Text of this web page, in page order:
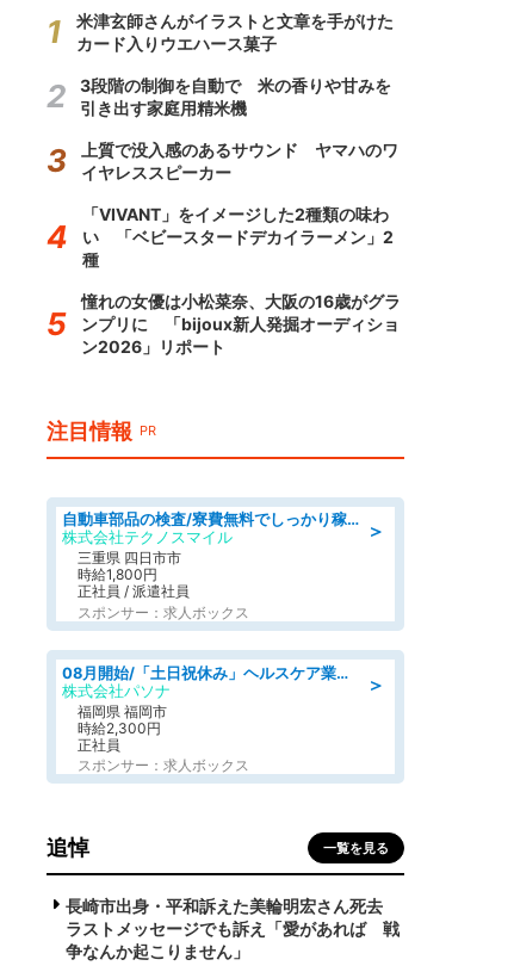
米津玄師さんがイラストと文章を手がけた
カード入りウエハース菓子
3段階の制御を自動で 米の香りや甘みを
引き出す家庭用精米機
上質で没入感のあるサウンド ヤマハのワ
イヤレススピーカー
「VIVANT」をイメージした2種類の味わ
い 「ベビースタードデカイラーメン」2
種
憧れの女優は小松菜奈、大阪の16歳がグラ
ンプリに 「bijoux新人発掘オーディショ
ン2026」リポート
注目情報 PR
＞
自動車部品の検査/寮費無料でしっかり稼げる denso aichi
株式会社テクノスマイル
三重県 四日市市
時給1,800円
正社員 / 派遣社員
スポンサー：求人ボックス
＞
08月開始/「土日祝休み」ヘルスケア業界の産業保健師/高時給/未経験OK/要資格:保健師、正看護師
株式会社パソナ
福岡県 福岡市
時給2,300円
正社員
スポンサー：求人ボックス
追悼 一覧を見る
長崎市出身・平和訴えた美輪明宏さん死去
ラストメッセージでも訴え「愛があれば 戦
争なんか起こりません」